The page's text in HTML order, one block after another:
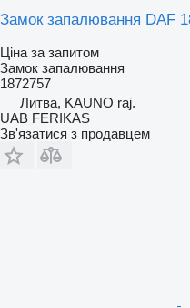
Замок запалювання DAF
Ціна за запитом
Замок запалювання
1872757
Литва, KAUNO raj.
UAB FERIKAS
Зв'язатися з продавцем